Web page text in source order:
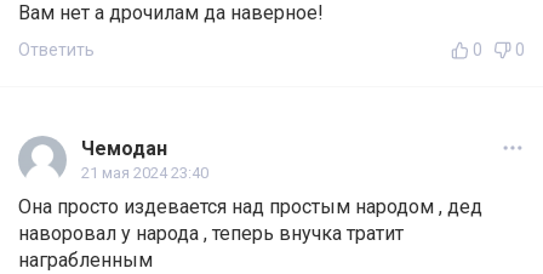
Вам нет а дрочилам да наверное!
Ответить 0 0
Чемодан
21 мая 2024 23:40
Она просто издевается над простым народом , дед
наворовал у народа , теперь внучка тратит
награбленным